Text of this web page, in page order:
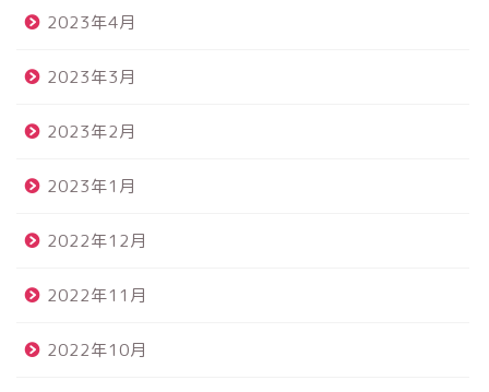
2023年4月
2023年3月
2023年2月
2023年1月
2022年12月
2022年11月
2022年10月